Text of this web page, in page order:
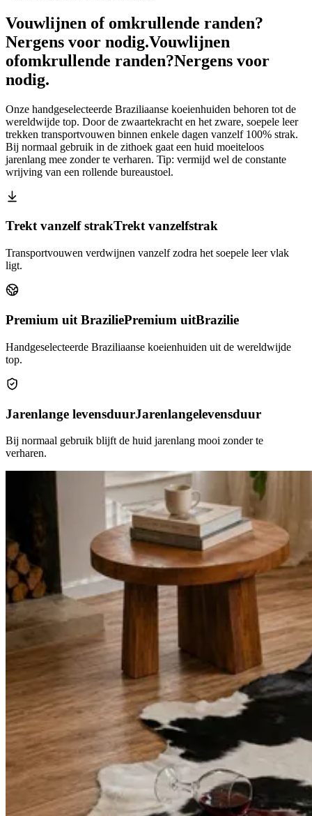
Vouwlijnen of omkrullende randen?
Nergens voor nodig.Vouwlijnen
ofomkrullende randen?Nergens voor
nodig.
Onze handgeselecteerde Braziliaanse koeienhuiden behoren tot de
wereldwijde top. Door de zwaartekracht en het zware, soepele leer
trekken transportvouwen binnen enkele dagen vanzelf 100% strak.
Bij normaal gebruik in de zithoek gaat een huid moeiteloos
jarenlang mee zonder te verharen. Tip: vermijd wel de constante
wrijving van een rollende bureaustoel.
Trekt vanzelf strakTrekt vanzelfstrak
Transportvouwen verdwijnen vanzelf zodra het soepele leer vlak
ligt.
Premium uit BraziliePremium uitBrazilie
Handgeselecteerde Braziliaanse koeienhuiden uit de wereldwijde
top.
Jarenlange levensduurJarenlangelevensduur
Bij normaal gebruik blijft de huid jarenlang mooi zonder te
verharen.